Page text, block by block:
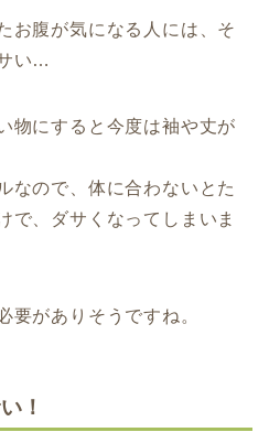
お腹が気になる人には、そ
い…
物にすると今度は袖や丈が
なので、体に合わないとた
で、ダサくなってしまいま
要がありそうですね。
！